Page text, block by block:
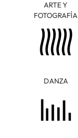
ARTE Y
FOTOGRAFÍA
DANZA